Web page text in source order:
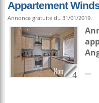
Appartement
Annonce gratuite du 31/01/2019.
4
...